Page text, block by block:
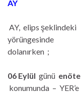
AY
AY, elips şeklindeki
yörüngesinde
dolanırken ;
06 Eylül günü enöte
konumunda – YER’e